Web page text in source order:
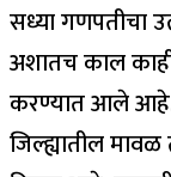
सध्या गणपतीचा
अशातच काल
करण्यात आले आहे.
जिल्ह्यातील